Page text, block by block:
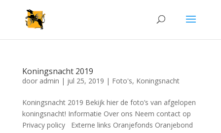
Koningsnacht 2019
door admin | jul 25, 2019 | Foto's, Koningsnacht
Koningsnacht 2019 Bekijk hier de foto’s van afgelopen
koningsnacht! Informatie Over ons Neem contact op
Privacy policy Externe links Oranjefonds Oranjebond